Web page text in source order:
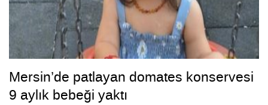
Mersin’de patlayan domates konservesi
9 aylık bebeği yaktı